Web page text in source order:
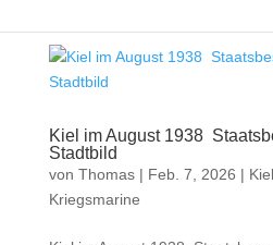
Kiel im August 1938
Stadtbild
von Thomas| Feb. 7, 2026 |
Kriegsmarine